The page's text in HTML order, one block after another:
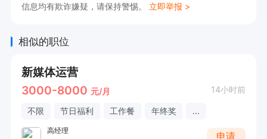
信息均有欺诈嫌疑，请保持警惕。 立即举报 >
相似的职位
新媒体运营
3000-8000 元/月 14小时前
不限 节日福利 工作餐 年终奖 ...
高经理
申请